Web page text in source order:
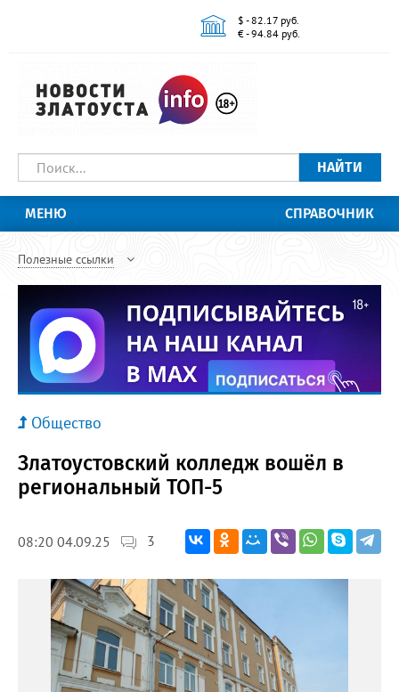
$ - 82.17 руб.
€ - 94.84 руб.
НАЙТИ
МЕНЮ СПРАВОЧНИК
Полезные ссылки
Общество
Златоустовский колледж вошёл в
региональный ТОП-5
08:20 04.09.25 3